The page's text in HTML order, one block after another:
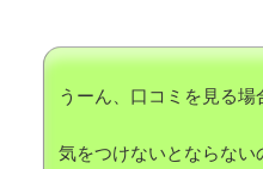
うーん、口コミを見る場
気をつけないとならない